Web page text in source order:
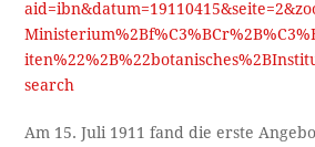
search
Am 15. Juli 1911 fand die erste